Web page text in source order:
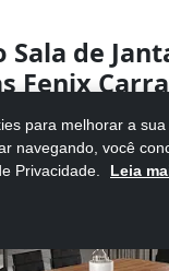
Sala de
Fenix
para melhorar a
navegando, você
Privacidade.
Leia